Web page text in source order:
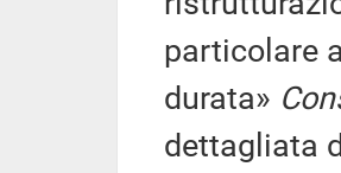
particolare
durata»
dettagliata